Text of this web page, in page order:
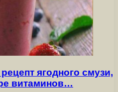
ягодного смузи,
витаминов…